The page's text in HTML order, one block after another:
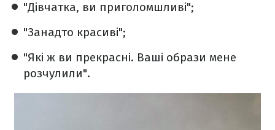
"Дівчатка, ви приголомшливі";
"Занадто красиві";
"Які ж ви прекрасні. Ваші образи мене
розчулили".